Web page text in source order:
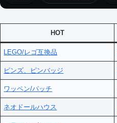
HOT
LEGO/レゴ互換品
ピンズ、ピンバッジ
ワッペン/パッチ
ネオドールハウス